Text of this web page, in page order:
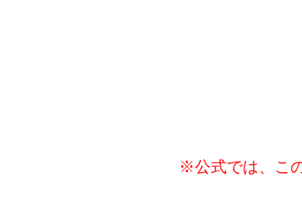
※公式では、こ